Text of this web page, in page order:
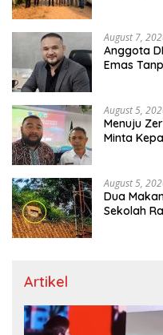
August 7,
Anggota
Emas
August 5,
Menuju
Minta
August 5,
Dua
Sekolah
Artikel